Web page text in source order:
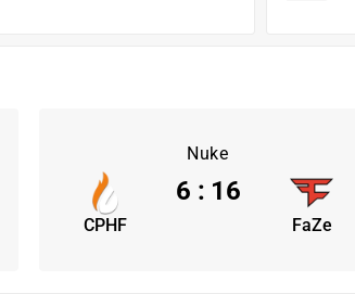
Nuke
CPHF FaZe
6 : 16